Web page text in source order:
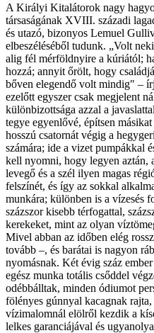
A Királyi Kitalátorok nagy
társaságának XVIII. századi
és utazó, bizonyos Lemuel
elbeszéléséből tudunk. „Volt
alig fél mérföldnyire a kúriától;
hozzá; annyit őrölt, hogy
bőven elegendő volt mindig" –
ezelőtt egyszer csak megjelent
különbizottsága azzal a
tegye egyenlővé, építsen
hosszú csatornát végig a
számára; ide a vizet pumpákkal
kell nyomni, hogy legyen aztán,
levegő és a szél ilyen magas
felszínét, és így az sokkal
munkára; különben is a vízesés
százszor kisebb térfogattal,
kerekeket, mint az olyan
Mivel abban az időben elég
tovább –, és barátai is nagyon
nyomásnak. Két évig száz
egész munka totális csőddel
odébbálltak, minden ódiumot
fölényes gúnnyal kacagnak
vízimalomnál elölről kezdik a
lelkes garanciájával és